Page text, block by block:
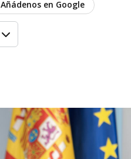
Añádenos en Google